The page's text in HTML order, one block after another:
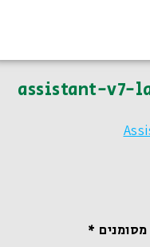
assistant-v7-
*